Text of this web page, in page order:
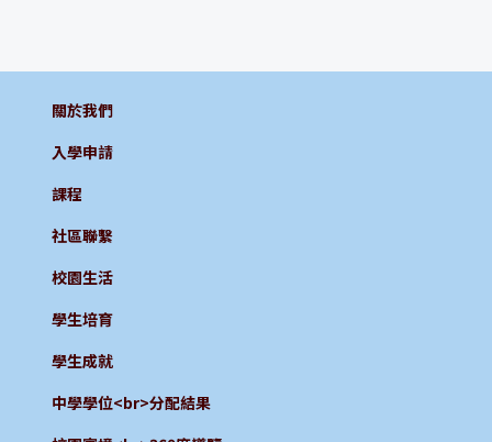
關於我們
入學申請
課程
社區聯繫
校園生活
學生培育
學生成就
中學學位<br>分配結果